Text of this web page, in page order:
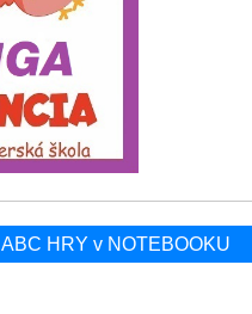
ABC HRY v NOTEBOOKU